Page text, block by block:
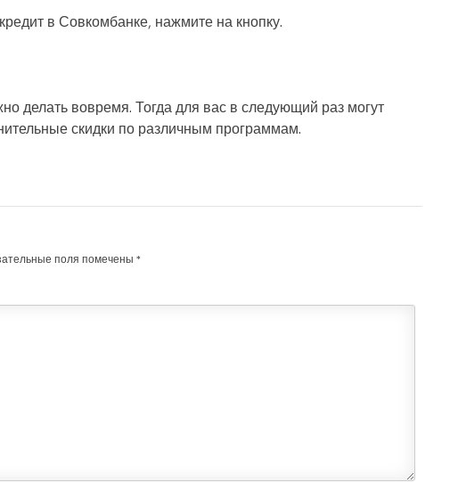
в Совкомбанке, нажмите на кнопку.
делать вовремя. Тогда для вас в следующий раз могут
скидки по различным программам.
поля помечены *